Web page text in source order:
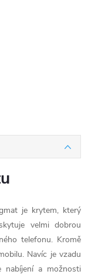
je krytem, který
velmi dobrou
telefonu. Kromě
Navíc je vzadu
nabíjení a možnosti